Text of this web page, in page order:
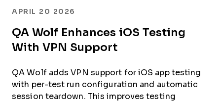
APRIL 20 2026
QA Wolf Enhances iOS Testing
With VPN Support
QA Wolf adds VPN support for iOS app testing
with per-test run configuration and automatic
session teardown. This improves testing